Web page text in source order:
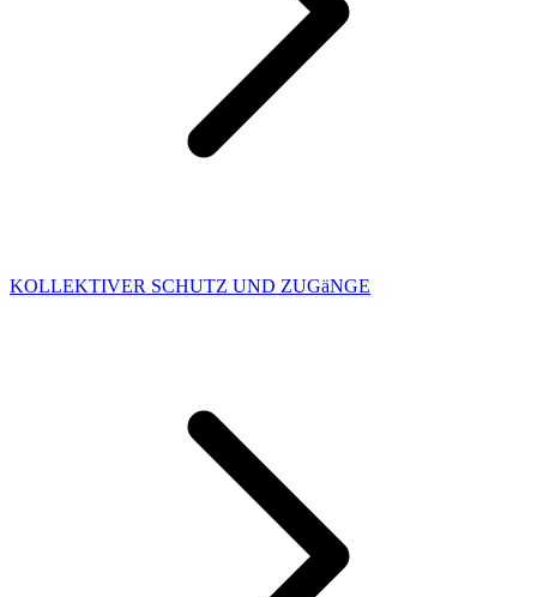
KOLLEKTIVER SCHUTZ UND ZUGäNGE